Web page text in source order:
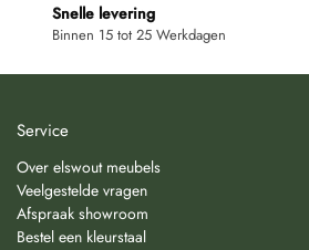
Snelle levering
Binnen 15 tot 25 Werkdagen
Service
Over elswout meubels
Veelgestelde vragen
Afspraak showroom
Bestel een kleurstaal